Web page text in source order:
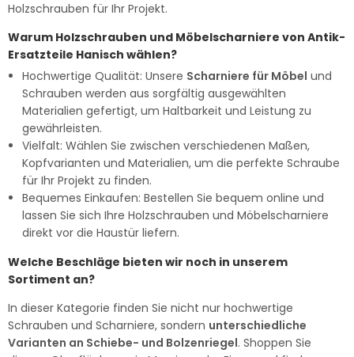
Holzschrauben für Ihr Projekt.
Warum Holzschrauben und Möbelscharniere von Antik-
Ersatzteile Hanisch wählen?
Hochwertige Qualität: Unsere Scharniere für Möbel und
Schrauben werden aus sorgfältig ausgewählten
Materialien gefertigt, um Haltbarkeit und Leistung zu
gewährleisten.
Vielfalt: Wählen Sie zwischen verschiedenen Maßen,
Kopfvarianten und Materialien, um die perfekte Schraube
für Ihr Projekt zu finden.
Bequemes Einkaufen: Bestellen Sie bequem online und
lassen Sie sich Ihre Holzschrauben und Möbelscharniere
direkt vor die Haustür liefern.
Welche Beschläge bieten wir noch in unserem
Sortiment an?
In dieser Kategorie finden Sie nicht nur hochwertige
Schrauben und Scharniere, sondern unterschiedliche
Varianten an Schiebe- und Bolzenriegel. Shoppen Sie